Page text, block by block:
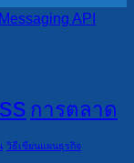
API
การตลาด
วิธีเขียนแผนธุรกิจ